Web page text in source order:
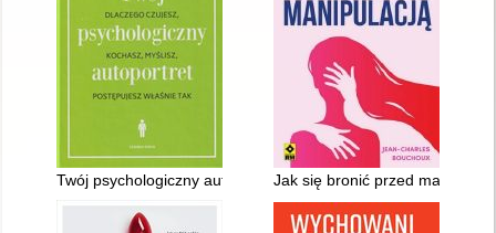
Twój psychologiczny autoportret : dlaczego czujesz, kochasz,
Jak się bronić przed